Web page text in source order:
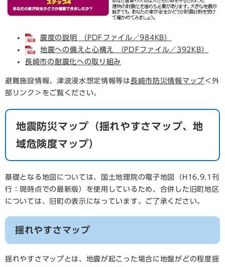
震度の説明 （PDFファイル／984KB）
地震への備えと心構え （PDFファイル／392KB）
長崎市の耐震化への取り組み
避難施設情報、津波浸水想定情報等は長崎市防災情報マップ ＜外
部リンク＞ をご覧ください。
地震防災マップ（揺れやすさマップ、地
域危険度マップ）
基礎となる地図については、国土地理院の電子地図（H16.9.1刊
行：現時点での最新版）を使用しているため、合併した旧町地区
については、旧町の表示になっています。ご了承ください。
揺れやすさマップ
揺れやすさマップとは、地震が起こった場合に地盤がどの程度揺